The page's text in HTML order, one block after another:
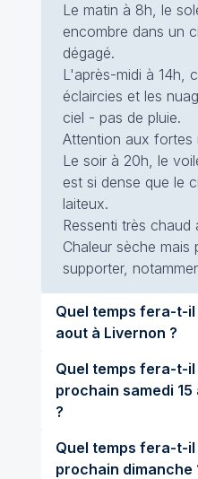
Le matin à 8h, le
encombre dans un
dégagé.
L'après-midi à 14h,
éclaircies et les
ciel - pas de pluie.
Attention aux fortes
Le soir à 20h, le
est si dense que le
laiteux.
Ressenti très
Chaleur sèche mais
supporter,
Quel temps fera-t-il
aout à Livernon ?
Quel temps fera-t-il
prochain samedi 15 aout à Livernon
?
Quel temps fera-t-
prochain dimanche 16 aout à